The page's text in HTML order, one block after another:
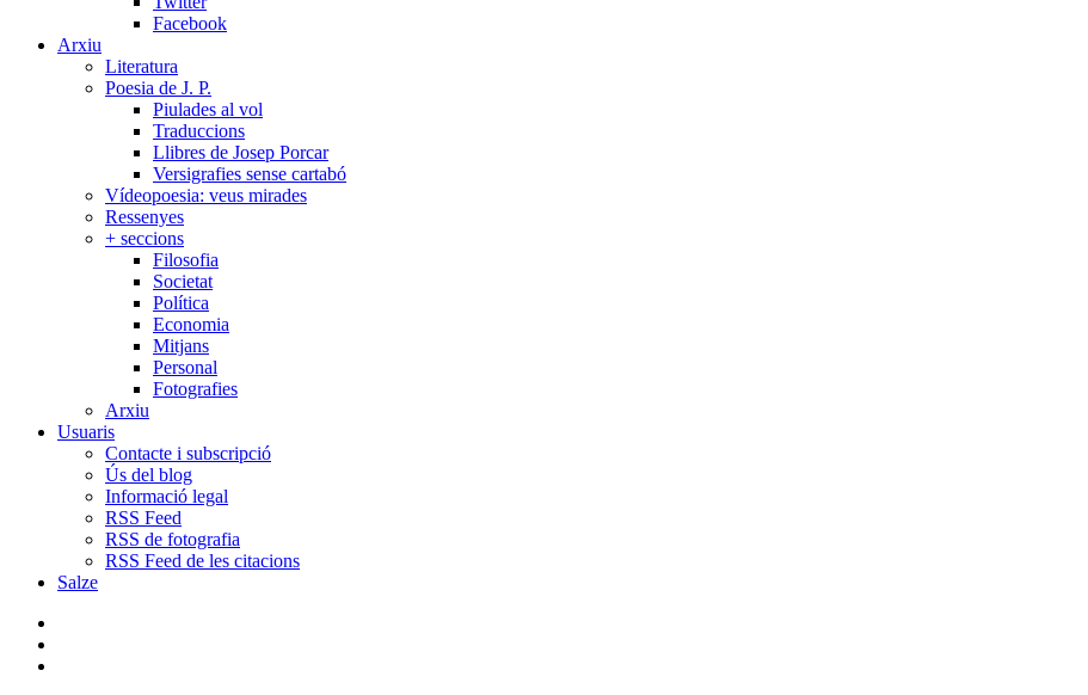
Facebook
Arxiu
Literatura
Poesia de J. P.
Piulades al vol
Traduccions
Llibres de Josep Porcar
Versigrafies sense cartabó
Vídeopoesia: veus mirades
Ressenyes
+ seccions
Filosofia
Societat
Política
Economia
Mitjans
Personal
Fotografies
Arxiu
Usuaris
Contacte i subscripció
Ús del blog
Informació legal
RSS Feed
RSS de fotografia
RSS Feed de les citacions
Salze